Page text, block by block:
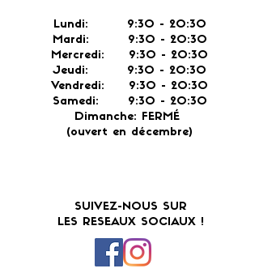
Lundi: 9:30 - 20:30
Mardi: 9:30 - 20:30
Mercredi: 9:30 - 20:30
Jeudi: 9:30 - 20:30
Vendredi: 9:30 - 20:30
Samedi: 9:30 - 20:30
Dimanche: FERMÉ
(ouvert en décembre)
SUIVEZ-NOUS SUR
LES RESEAUX SOCIAUX !